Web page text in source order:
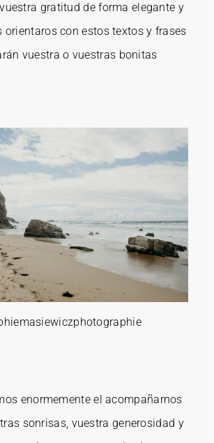
gratitud de forma elegante y
orientaros con estos textos y frases
vuestra o vuestras bonitas
enormemente el acompañarnos
sonrisas, vuestra generosidad y